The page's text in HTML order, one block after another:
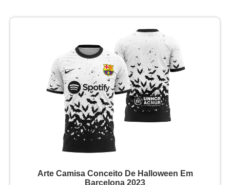
Arte Camisa Conceito De Halloween Em
Barcelona 2023